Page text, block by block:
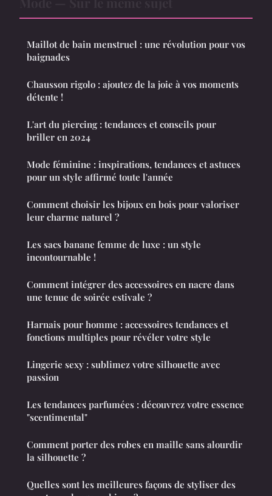
Maillot de bain menstruel : une révolution pour vos
baignades
Chausson rigolo : ajoutez de la joie à vos moments
détente !
L'art du piercing : tendances et conseils pour
briller en 2024
Mode féminine : inspirations, tendances et astuces
pour un style affirmé toute l'année
Comment choisir les bijoux en bois pour valoriser
leur charme naturel ?
Les sacs banane femme de luxe : un style
incontournable !
Comment intégrer des accessoires en nacre dans
une tenue de soirée estivale ?
Harnais pour homme : accessoires tendances et
fonctions multiples pour révéler votre style
Lingerie sexy : sublimez votre silhouette avec
passion
Les tendances parfumées : découvrez votre essence
"scentimental"
Comment porter des robes en maille sans alourdir
la silhouette ?
Quelles sont les meilleures façons de styliser des